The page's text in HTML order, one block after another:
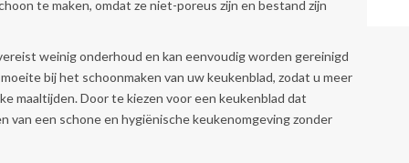
te maken, omdat ze niet-poreus zijn en bestand zijn
weinig onderhoud en kan eenvoudig worden gereinigd
bij het schoonmaken van uw keukenblad, zodat u meer
maaltijden. Door te kiezen voor een keukenblad dat
van een schone en hygiënische keukenomgeving zonder